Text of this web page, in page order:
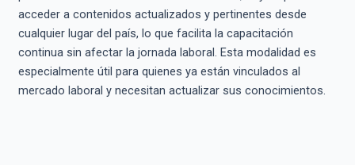
acceder a contenidos actualizados y pertinentes desde
cualquier lugar del país, lo que facilita la capacitación
continua sin afectar la jornada laboral. Esta modalidad es
especialmente útil para quienes ya están vinculados al
mercado laboral y necesitan actualizar sus conocimientos.